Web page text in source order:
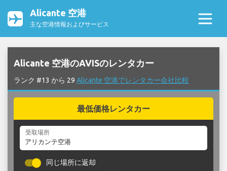
Alicante 空港
主な空港情報およびサービス
Alicante 空港のAVISのレンタカー
ランク #13 から 29 Alicante 空港でレンタカー会社比較
最低価格レンタカー
受取場所
同じ場所に返却